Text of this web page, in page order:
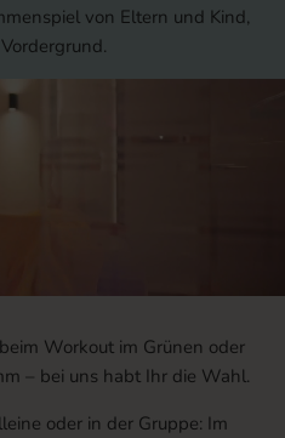
von Eltern und Kind,
Workout im Grünen oder
– bei uns habt Ihr die Wahl.
oder in der Gruppe: Im